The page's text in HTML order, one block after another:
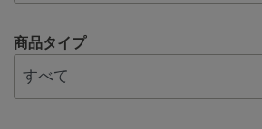
商品タイプ